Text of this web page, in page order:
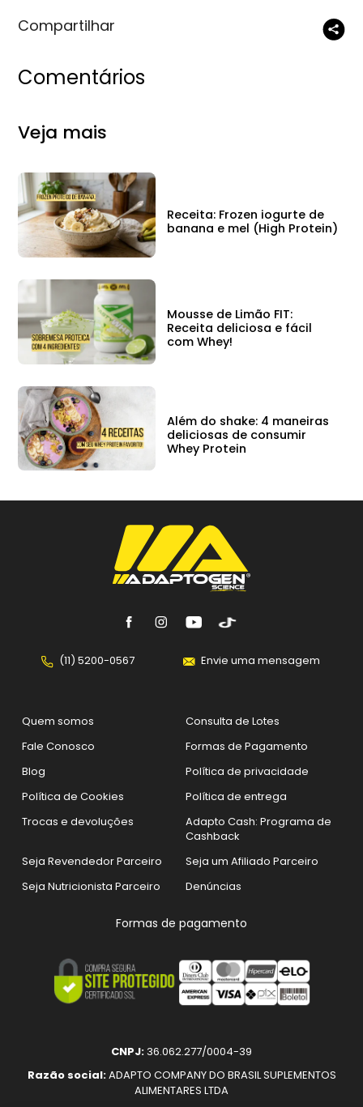
Compartilhar
Comentários
Veja mais
Receita: Frozen iogurte de
banana e mel (High Protein)
Mousse de Limão FIT:
Receita deliciosa e fácil
com Whey!
Além do shake: 4 maneiras
deliciosas de consumir
Whey Protein
(11) 5200-0567 Envie uma mensagem
Quem somos
Consulta de Lotes
Fale Conosco
Formas de Pagamento
Blog
Política de privacidade
Política de Cookies
Política de entrega
Trocas e devoluções
Adapto Cash: Programa de
Cashback
Seja Revendedor Parceiro
Seja um Afiliado Parceiro
Seja Nutricionista Parceiro
Denúncias
Formas de pagamento
CNPJ: 36.062.277/0004-39
Razão social:ADAPTO COMPANY DO BRASIL SUPLEMENTOS
ALIMENTARES LTDA